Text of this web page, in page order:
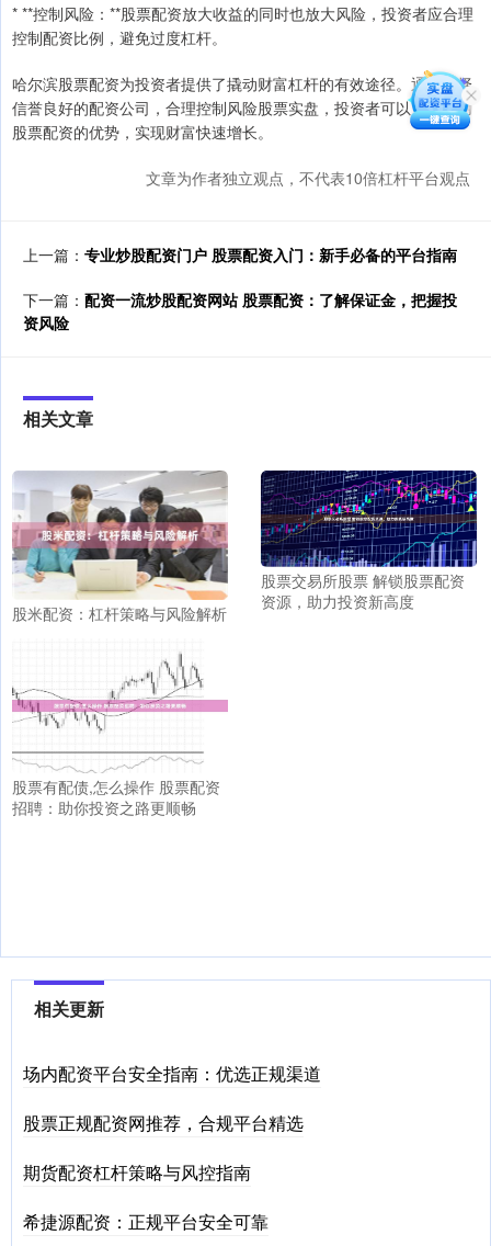
* **控制风险：**股票配资放大收益的同时也放大风险，投资者应合理
控制配资比例，避免过度杠杆。
哈尔滨股票配资为投资者提供了撬动财富杠杆的有效途径。通过选择
信誉良好的配资公司，合理控制风险股票实盘，投资者可以充分利用
股票配资的优势，实现财富快速增长。
文章为作者独立观点，不代表10倍杠杆平台观点
上一篇： 专业炒股配资门户 股票配资入门：新手必备的平台指南
下一篇： 配资一流炒股配资网站 股票配资：了解保证金，把握投
资风险
相关文章
股米配资：杠杆策略与风险解析
股票交易所股票 解锁股票配资
资源，助力投资新高度
股票有配债,怎么操作 股票配资
招聘：助你投资之路更顺畅
相关更新
场内配资平台安全指南：优选正规渠道
股票正规配资网推荐，合规平台精选
期货配资杠杆策略与风控指南
希捷源配资：正规平台安全可靠